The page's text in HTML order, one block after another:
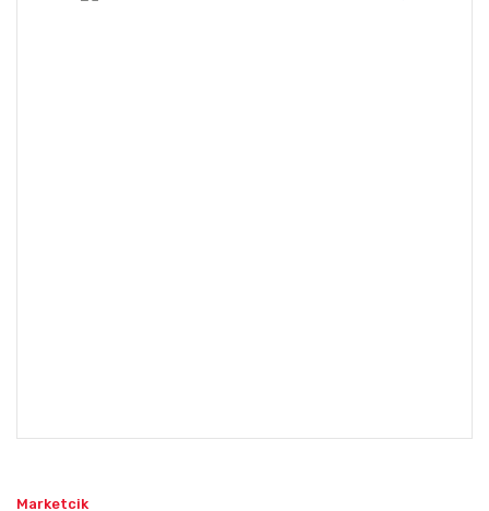
Marketcik